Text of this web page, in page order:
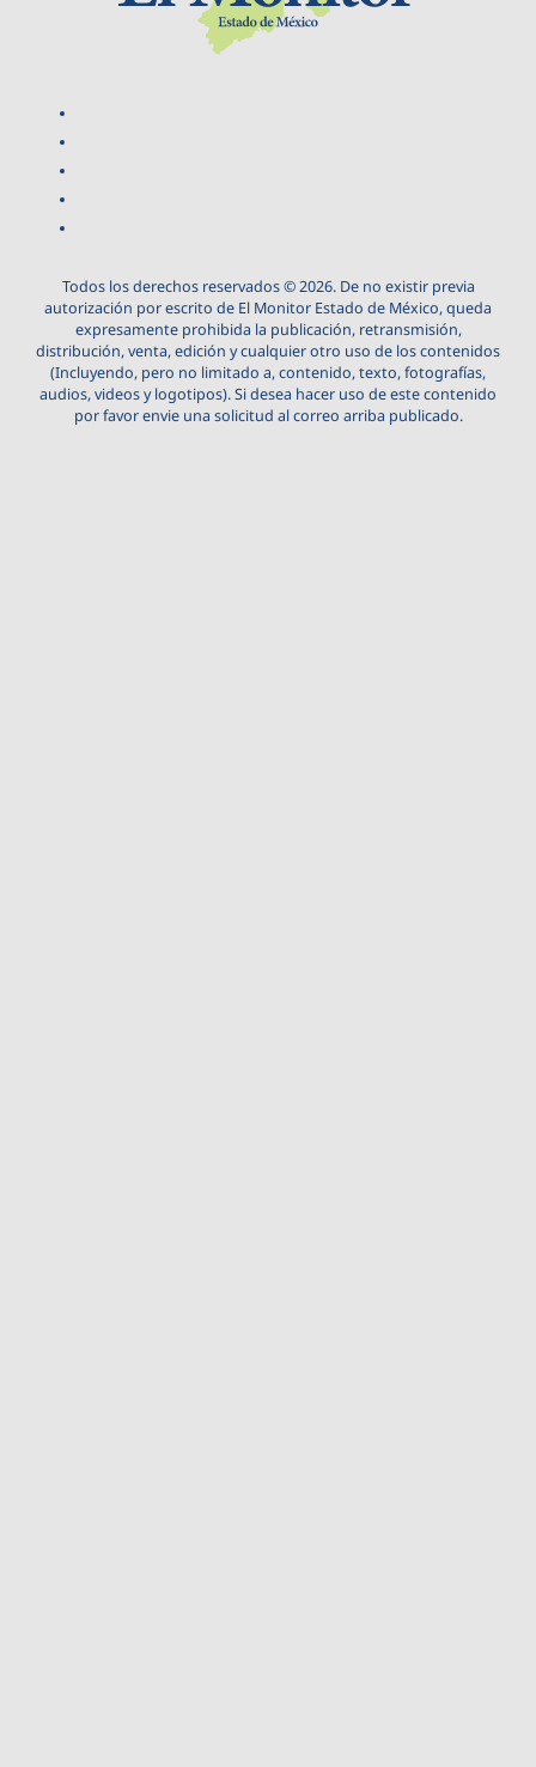
Todos los derechos reservados © 2026. De no existir previa
autorización por escrito de El Monitor Estado de México, queda
expresamente prohibida la publicación, retransmisión,
distribución, venta, edición y cualquier otro uso de los contenidos
(Incluyendo, pero no limitado a, contenido, texto, fotografías,
audios, videos y logotipos). Si desea hacer uso de este contenido
por favor envie una solicitud al correo arriba publicado.